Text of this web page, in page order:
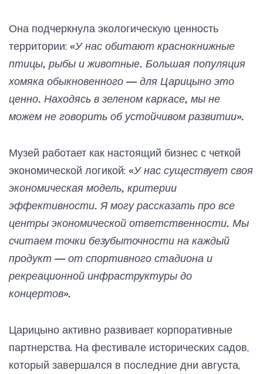
Она подчеркнула экологическую ценность
территории: «У нас обитают краснокнижные
птицы, рыбы и животные. Большая популяция
хомяка обыкновенного — для Царицыно это
ценно. Находясь в зеленом каркасе, мы не
можем не говорить об устойчивом развитии».
Музей работает как настоящий бизнес с четкой
экономической логикой: «У нас существует своя
экономическая модель, критерии
эффективности. Я могу рассказать про все
центры экономической ответственности. Мы
считаем точки безубыточности на каждый
продукт — от спортивного стадиона и
рекреационной инфраструктуры до
концертов».
Царицыно активно развивает корпоративные
партнерства. На фестивале исторических садов,
который завершался в последние дни августа,